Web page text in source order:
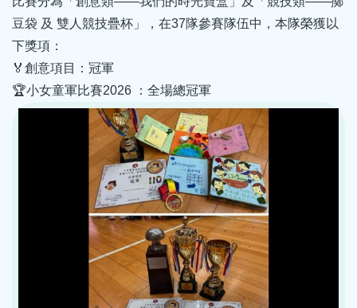
豆袋 及 雙人競技疊杯」，在37隊參賽隊伍中，本隊榮獲以
下獎項：
🏅創意項目：冠軍
🏆小女童軍比賽2026 ：全場總冠軍